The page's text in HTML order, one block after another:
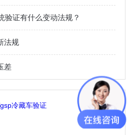
验证有什么变动法规？
法规
差